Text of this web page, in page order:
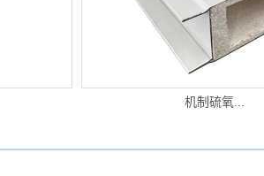
机制硫氧...